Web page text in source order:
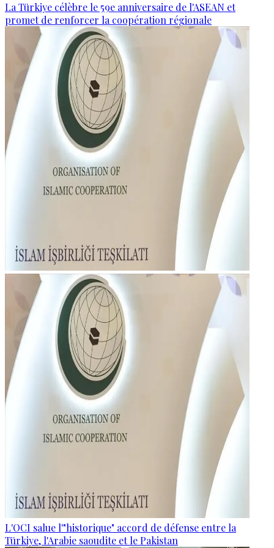
La Türkiye célèbre le 59e anniversaire de l'ASEAN et
promet de renforcer la coopération régionale
L'OCI salue l'"historique" accord de défense entre la
Türkiye, l'Arabie saoudite et le Pakistan